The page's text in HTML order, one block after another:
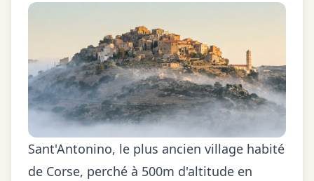
Sant'Antonino, le plus ancien village habité
de Corse, perché à 500m d'altitude en